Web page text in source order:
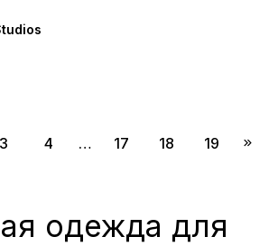
3 4 … 17 18 19
одежда для